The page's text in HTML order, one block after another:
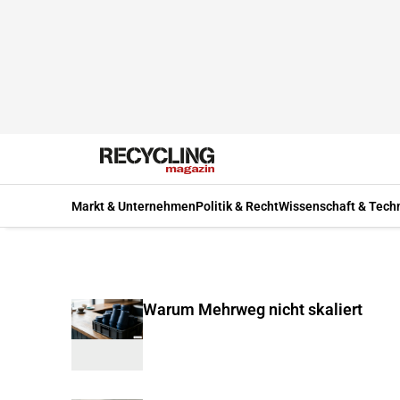
Markt & UnternehmenPolitik & RechtWissenschaft &
Warum Mehrweg nicht skaliert